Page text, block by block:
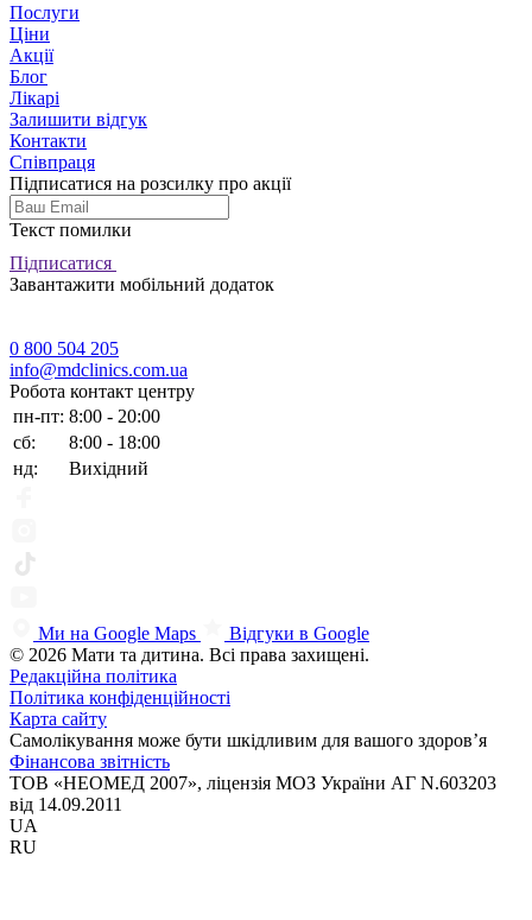
Послуги
Ціни
Акції
Блог
Лікарі
Залишити відгук
Контакти
Співпраця
Підписатися на розсилку про акції
Текст помилки
Підписатися
Завантажити мобільний додаток
0 800 504 205
info@mdclinics.com.ua
Робота контакт центру
пн-пт: 8:00 - 20:00
сб:
8:00 - 18:00
нд:
Вихідний
Ми на Google Maps
Відгуки в Google
© 2026 Мати та дитина. Всі права захищені.
Редакційна політика
Політика конфіденційності
Карта сайту
Самолікування може бути шкідливим для вашого здоров’я
Фінансова звітність
ТОВ «НЕОМЕД 2007», ліцензія МОЗ України АГ N.603203
від 14.09.2011
UA
RU